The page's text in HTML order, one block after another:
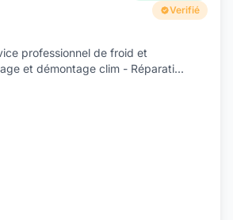
Verifié
professionnel de froid et
et démontage clim - Réparati...